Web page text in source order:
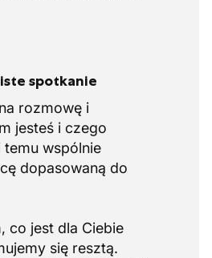
spotkanie
rozmowę i
jesteś i czego
temu wspólnie
dopasowaną do
co jest dla Ciebie